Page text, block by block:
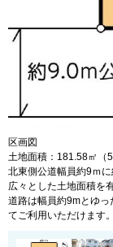
区画図
土地面積：181.58㎡（
北東側公道幅員約9ｍ
広々とした土地面積を
道路は幅員約9mとゆ
てご利用いただけます。